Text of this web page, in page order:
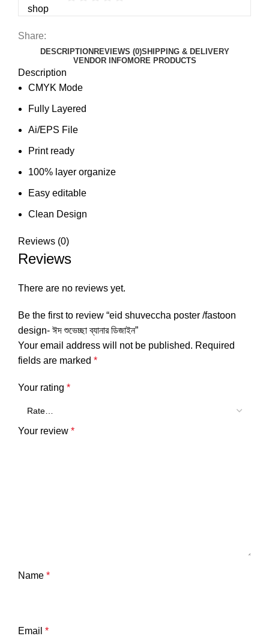
Share:
DESCRIPTIONREVIEWS (0)SHIPPING & DELIVERY
VENDOR INFOMORE PRODUCTS
Description
CMYK Mode
Fully Layered
Ai/EPS File
Print ready
100% layer organize
Easy editable
Clean Design
Reviews (0)
Reviews
There are no reviews yet.
Be the first to review “eid shuveccha poster /fastoon
design- ঈদ শুভেচ্ছা ব্যানার ডিজাইন”
Your email address will not be published. Required
fields are marked *
Your rating *
Your review *
Name *
Email *